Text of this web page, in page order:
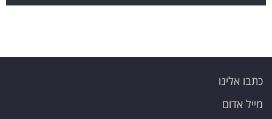
כתבו אלינו
מייל אדום